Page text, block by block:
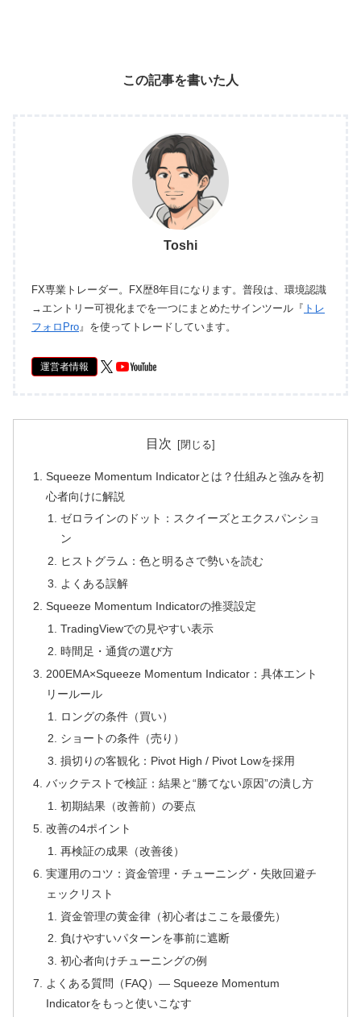
この記事を書いた人
Toshi
FX専業トレーダー。FX歴8年目になります。普段は、環境認識
→エントリー可視化までを一つにまとめたサインツール『 トレ
フォロPro』を使ってトレードしています。
運営者情報
目次
Squeeze Momentum Indicatorとは？仕組みと強みを初
心者向けに解説
ゼロラインのドット：スクイーズとエクスパンショ
ン
ヒストグラム：色と明るさで勢いを読む
よくある誤解
Squeeze Momentum Indicatorの推奨設定
TradingViewでの見やすい表示
時間足・通貨の選び方
200EMA×Squeeze Momentum Indicator：具体エント
リールール
ロングの条件（買い）
ショートの条件（売り）
損切りの客観化：Pivot High / Pivot Lowを採用
バックテストで検証：結果と“勝てない原因”の潰し方
初期結果（改善前）の要点
改善の4ポイント
再検証の成果（改善後）
実運用のコツ：資金管理・チューニング・失敗回避チ
ェックリスト
資金管理の黄金律（初心者はここを最優先）
負けやすいパターンを事前に遮断
初心者向けチューニングの例
よくある質問（FAQ）— Squeeze Momentum
Indicatorをもっと使いこなす